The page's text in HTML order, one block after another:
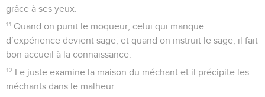
grâce à ses yeux.
11 Quand on punit le moqueur, celui qui manque
d’expérience devient sage, et quand on instruit le sage, il fait
bon accueil à la connaissance.
12 Le juste examine la maison du méchant et il précipite les
méchants dans le malheur.